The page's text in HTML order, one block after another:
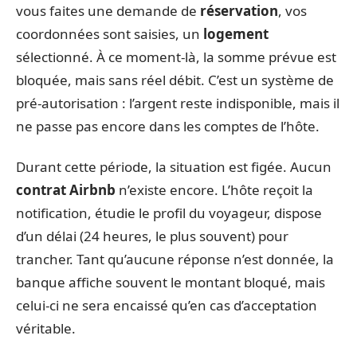
vous faites une demande de réservation, vos
coordonnées sont saisies, un logement
sélectionné. À ce moment-là, la somme prévue est
bloquée, mais sans réel débit. C’est un système de
pré-autorisation : l’argent reste indisponible, mais il
ne passe pas encore dans les comptes de l’hôte.
Durant cette période, la situation est figée. Aucun
contrat Airbnb n’existe encore. L’hôte reçoit la
notification, étudie le profil du voyageur, dispose
d’un délai (24 heures, le plus souvent) pour
trancher. Tant qu’aucune réponse n’est donnée, la
banque affiche souvent le montant bloqué, mais
celui-ci ne sera encaissé qu’en cas d’acceptation
véritable.